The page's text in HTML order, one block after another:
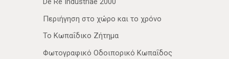
Περιήγηση στο χώρο και το χρόνο
Το Κωπαΐδικο Ζήτημα
Φωτογραφικό Οδοιπορικό Κωπαΐδος